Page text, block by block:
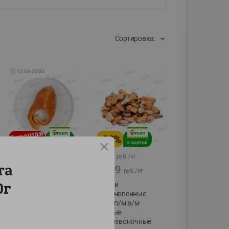
Сортировка:
🕘 12:00-20:00
59.99
Форель стейк
-20%
руб./кг
19.99 руб./кг
Мидии
обыкновенные
мясо п/м в/м
водные
беспозвоночные